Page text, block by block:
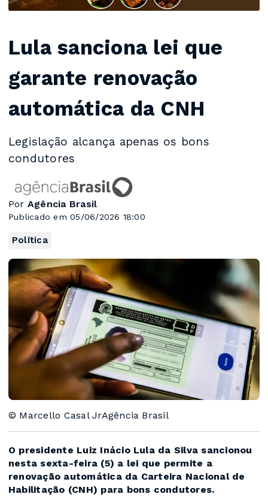
Lula sanciona lei que
garante renovação
automática da CNH
Legislação alcança apenas os bons
condutores
Por Agência Brasil
Publicado em 05/06/2026 18:00
Política
© Marcello Casal JrAgência Brasil
O presidente Luiz Inácio Lula da Silva sancionou
nesta sexta-feira (5) a lei que permite a
renovação automática da Carteira Nacional de
Habilitação (CNH) para bons condutores.